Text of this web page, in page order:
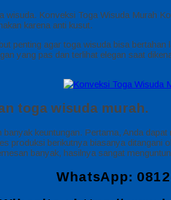
wisuda. Konveksi Toga Wisuda Murah
karena anti kusut.
penting agar toga wisuda bisa
yang pas dan terlihat elegan saat
toga wisuda murah.
keuntungan. Pertama, Anda
produksi berikutnya biasanya
banyak, hasilnya sangat
WhatsApp: